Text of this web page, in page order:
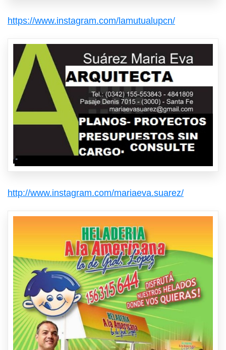
https://www.instagram.com/lamutualupcn/
http://www.instagram.com/mariaeva.suarez/